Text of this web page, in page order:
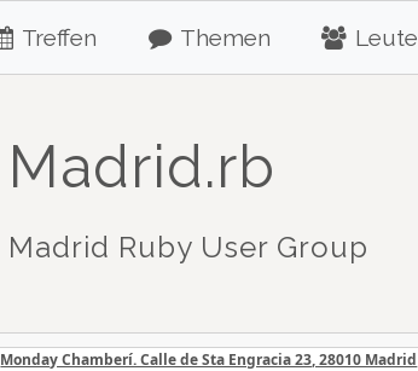
Treffen Themen Leute
Madrid.rb
Madrid Ruby User Group
Monday Chamberí. Calle de Sta Engracia 23, 28010 Madrid